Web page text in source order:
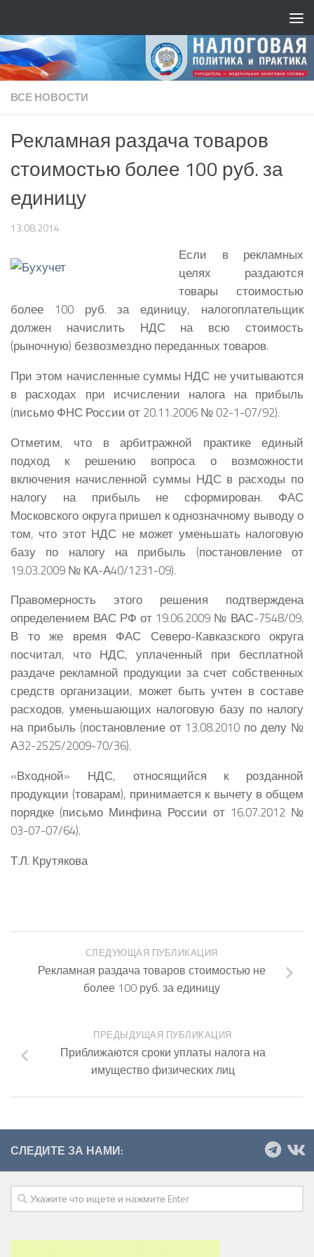
ВСЕ НОВОСТИ
Рекламная раздача товаров
стоимостью более 100 руб. за
единицу
13.08.2014
Если в рекламных
целях раздаются
товары стоимостью
более 100 руб. за единицу, налогоплательщик
должен начислить НДС на всю стоимость
(рыночную) безвозмездно переданных товаров.
При этом начисленные суммы НДС не учитываются
в расходах при исчислении налога на прибыль
(письмо ФНС России от 20.11.2006 № 02-1-07/92).
Отметим, что в арбитражной практике единый
подход к решению вопроса о возможности
включения начисленной суммы НДС в расходы по
налогу на прибыль не сформирован. ФАС
Московского округа пришел к однозначному выводу о
том, что этот НДС не может уменьшать налоговую
базу по налогу на прибыль (постановление от
19.03.2009 № КА-А40/1231-09).
Правомерность этого решения подтверждена
определением ВАС РФ от 19.06.2009 № ВАС-7548/09.
В то же время ФАС Северо-Кавказского округа
посчитал, что НДС, уплаченный при бесплатной
раздаче рекламной продукции за счет собственных
средств организации, может быть учтен в составе
расходов, уменьшающих налоговую базу по налогу
на прибыль (постановление от 13.08.2010 по делу №
А32-2525/2009-70/36).
«Входной» НДС, относящийся к розданной
продукции (товарам), принимается к вычету в общем
порядке (письмо Минфина России от 16.07.2012 №
03-07-07/64).
Т.Л. Крутякова
СЛЕДУЮЩАЯ ПУБЛИКАЦИЯ
Рекламная раздача товаров стоимостью не
более 100 руб. за единицу
ПРЕДЫДУЩАЯ ПУБЛИКАЦИЯ
Приближаются сроки уплаты налога на
имущество физических лиц
СЛЕДИТЕ ЗА НАМИ: